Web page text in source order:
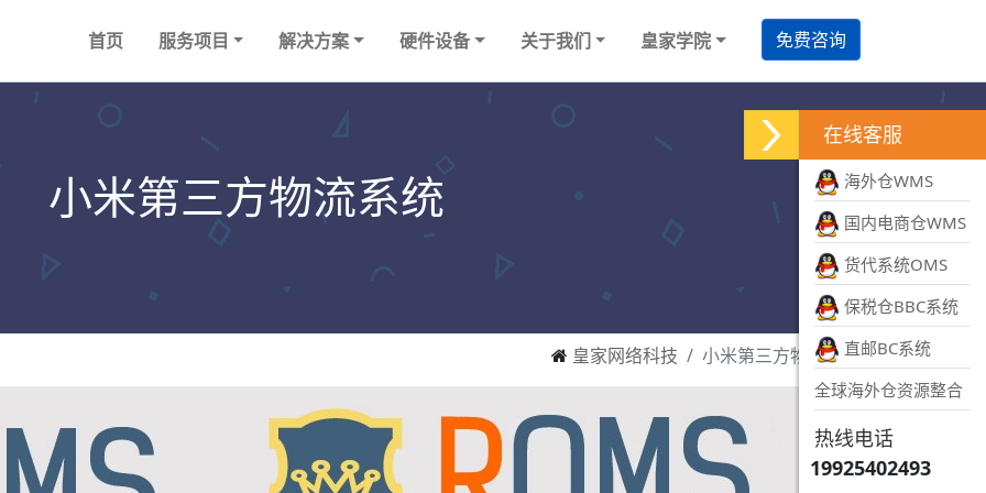
首页 服务项目 解决方案 硬件设备 关于我们 皇家学院 免费咨询
小米第三方物流系统
皇家网络科技 小米第三方物流系统
在线客服
海外仓WMS
国内电商仓WMS
货代系统OMS
保税仓BBC系统
直邮BC系统
全球海外仓资源整合
热线电话
19925402493